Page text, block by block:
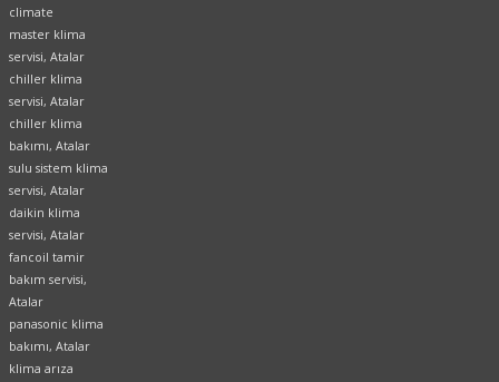
climate
master klima
servisi, Atalar
chiller klima
servisi, Atalar
chiller klima
bakımı, Atalar
sulu sistem klima
servisi, Atalar
daikin klima
servisi, Atalar
fancoil tamir
bakım servisi,
Atalar
panasonic klima
bakımı, Atalar
klima arıza